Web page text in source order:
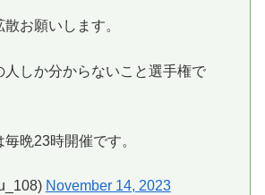
お願いします。
人しか分からないこと選手権で
晩23時開催です。
November 14, 2023